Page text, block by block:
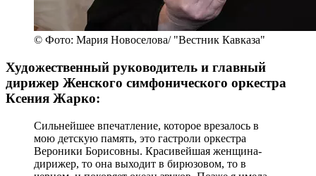
© Фото: Мария Новоселова/ "Вестник Кавказа"
Художественный руководитель и главный
дирижер Женского симфонического оркестра
Ксения Жарко:
Сильнейшее впечатление, которое врезалось в
мою детскую память, это гастроли оркестра
Вероники Борисовны. Красивейшая женщина-
дирижер, то она выходит в бирюзовом, то в